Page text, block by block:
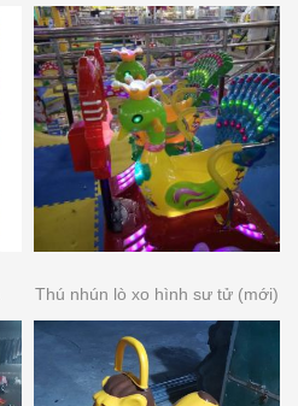
Thú nhún lò xo hình sư tử (mới)